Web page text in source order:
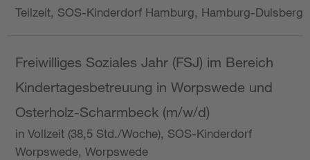
Teilzeit, SOS-Kinderdorf Hamburg, Hamburg-Dulsberg
Freiwilliges Soziales Jahr (FSJ) im Bereich
Kindertagesbetreuung in Worpswede und
Osterholz-Scharmbeck (m/w/d)
in Vollzeit (38,5 Std./Woche), SOS-Kinderdorf
Worpswede, Worpswede